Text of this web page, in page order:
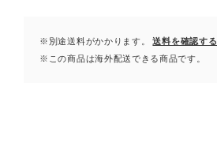
※別途送料がかかります。
送料を確認する
※この商品は海外配送できる商品です。